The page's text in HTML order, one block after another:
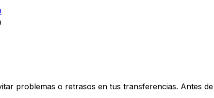
problemas o retrasos en tus transferencias. Antes